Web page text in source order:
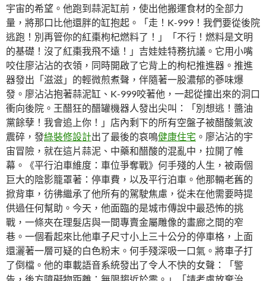
宇宙的希望。他跑到蒜泥缸前，使出他搬運食材的全部力
量，將那口比他還胖的缸抱起。「走！K-999！我們要從後院
逃跑！別再管你的紅棗枸杞燃料了！」「不行！燃料是文明
的基礎！沒了紅棗我飛不遠！」吉娃娃特務抗議。它用小嘴
咬住廖沾沾的衣領，同時開啟了它背上的枸杞推進器。推進
器發出「滋滋」的輕微煎煮聲，伴隨著一股濃郁的蔘味爆
發。廖沾沾抱著蒜泥缸、K-999咬著他，一起從撞出來的洞口
衝向後院。王醋狂的醋罐機器人發出尖叫：「別想逃！醬油
黨餘孽！我會追上你！」店內剩下的所有空盤子被醋酸氣波
震碎，發綠裝修設計出了最後的哀鳴健康住宅 。廖沾沾的宇
宙冒險，就在這片蒜泥、中藥和醋酸的混亂中，拉開了帷
幕。《平行泊車維度：車位爭奪戰》何手殘的人生，被兩個
巨大的陰影籠罩著：停車費，以及平行泊車。他那輛老舊的
掀背車，彷彿繼承了他所有的駕駛焦慮，從未在他需要時提
供過任何幫助。今天，他面臨的是城市傳說中最恐怖的挑
戰，一條夾在理髮店與一間專賣金屬雕像的畫廊之間的窄
巷。一個看起來比他車子尺寸小上三十公分的停車格，上面
還灑著一層可疑的白色粉末。何手殘深吸一口氣。將車子打
了倒檔。他的車載語音系統發出了令人不快的女聲：「警